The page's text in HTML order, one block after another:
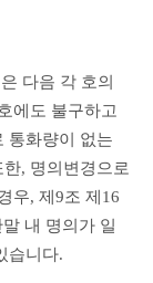
다음 각 호의
에도 불구하고
통화량이 없는
, 명의변경으로
우, 제9조 제16
내 명의가 일
습니다.